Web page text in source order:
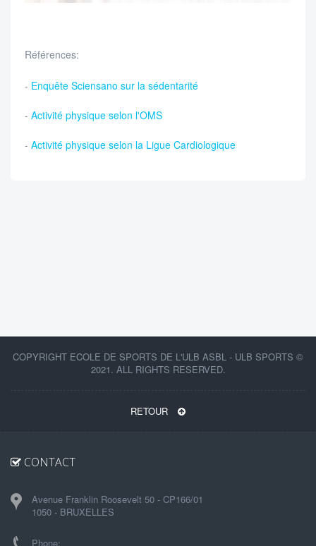
Références:
- Enquête Sciensano sur la sédentarité
- Activité physique selon l'OMS
- Activité physique selon la Ligue Cardiologique
COPYRIGHT ECOLE DE SPORTS DE L'ULB ASBL - ULB SPORTS ©
2021. ALL RIGHTS RESERVED.
RETOUR
CONTACT
Avenue Franklin Roosevelt 50 - CP166/01
1050 - BRUXELLES
Phone: